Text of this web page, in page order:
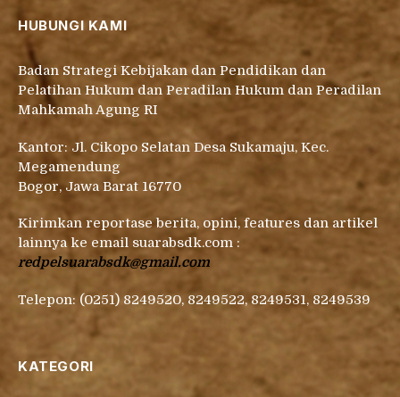
HUBUNGI KAMI
Badan Strategi Kebijakan dan Pendidikan dan
Pelatihan Hukum dan Peradilan Hukum dan Peradilan
Mahkamah Agung RI
Kantor: Jl. Cikopo Selatan Desa Sukamaju, Kec.
Megamendung
Bogor, Jawa Barat 16770
Kirimkan reportase berita, opini, features dan artikel
lainnya ke email suarabsdk.com :
redpelsuarabsdk@gmail.com
Telepon: (0251) 8249520, 8249522, 8249531, 8249539
KATEGORI